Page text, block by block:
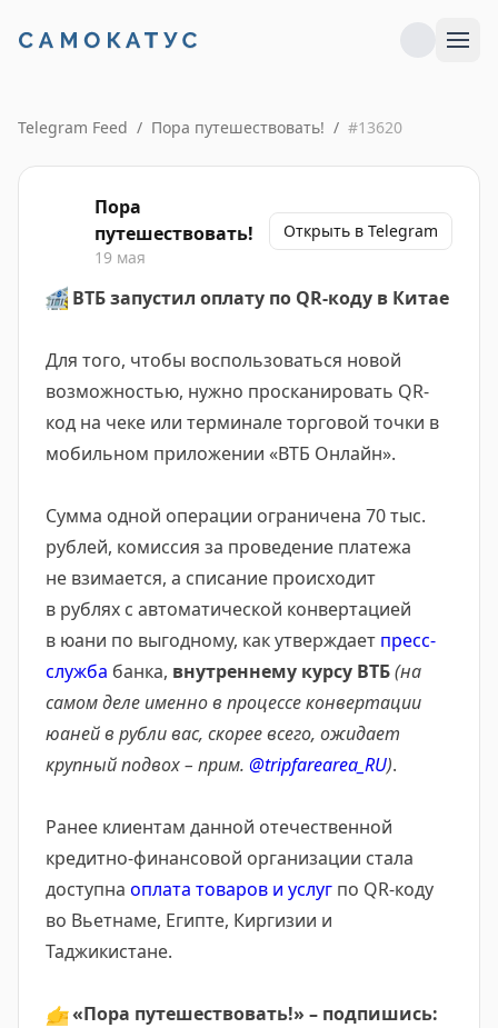
Telegram Feed / Пора путешествовать! / #13620
Пора
путешествовать!
19 мая
Открыть в Telegram
🏦 ВТБ запустил оплату по QR-коду в Китае
Для того, чтобы воспользоваться новой
возможностью, нужно просканировать QR-
код на чеке или терминале торговой точки в
мобильном приложении «ВТБ Онлайн».
Сумма одной операции ограничена 70 тыс.
рублей, комиссия за проведение платежа
не взимается, а списание происходит
в рублях с автоматической конвертацией
в юани по выгодному, как утверждает пресс-
служба банка, внутреннему курсу ВТБ(на
самом деле именно в процессе конвертации
юаней в рубли вас, скорее всего, ожидает
крупный подвох – прим. @tripfarearea_RU).
Ранее клиентам данной отечественной
кредитно-финансовой организации стала
доступна оплата товаров и услуг по QR-коду
во Вьетнаме, Египте, Киргизии и
Таджикистане.
👉«Пора путешествовать!» – подпишись: